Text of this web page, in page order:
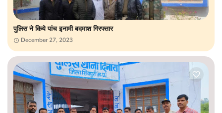
पुलिस ने किये पांच इनामी बदमाश गिरफ्तार
December 27, 2023